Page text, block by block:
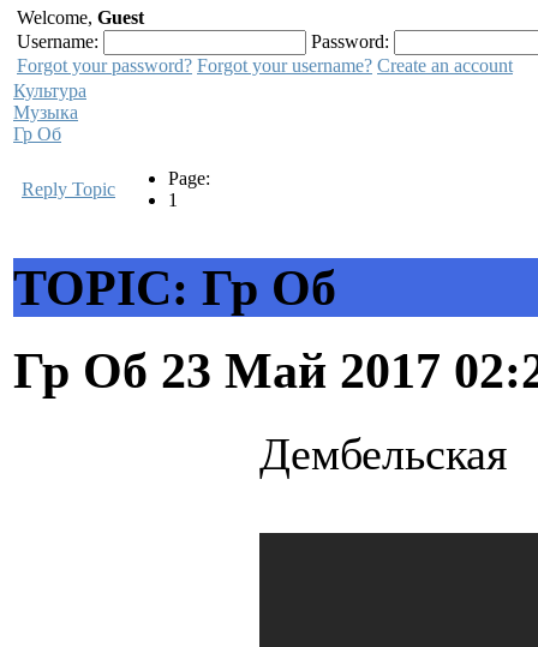
Welcome, Guest
Username:
Password:
Forgot your password? Forgot your username? Create an account
Культура
Музыка
Гр Об
Reply Topic
Page:
1
TOPIC: Гр Об
Гр Об 23 Май 2017
Дембельская